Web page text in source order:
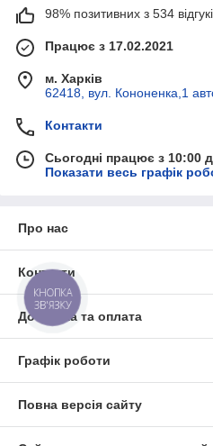
98% позитивних з 534
Працює з 17.02.2021
м. Харків
62418, вул. Кононенка,1
Контакти
Сьогодні працює з 10:00
Показати весь графік
Про нас
Контакти
Доставка та оплата
Графік роботи
Повна версія сайту
КНОПКА
ЗВ'ЯЗКУ